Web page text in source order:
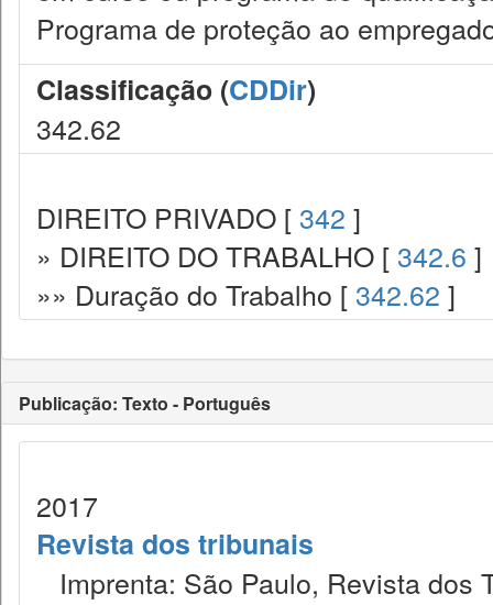
Programa de proteção ao
Classificação (CDDir)
342.62
DIREITO PRIVADO [ 342 ]
» DIREITO DO TRABALHO [ 342.6 ]
»» Duração do Trabalho [ 342.62 ]
Publicação: Texto - Português
2017
Revista dos tribunais
Imprenta: São Paulo, Revista dos